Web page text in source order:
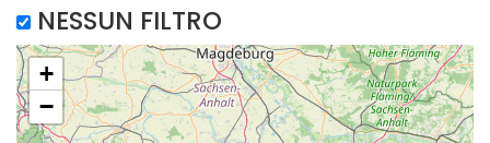
NESSUN FILTRO
+
−